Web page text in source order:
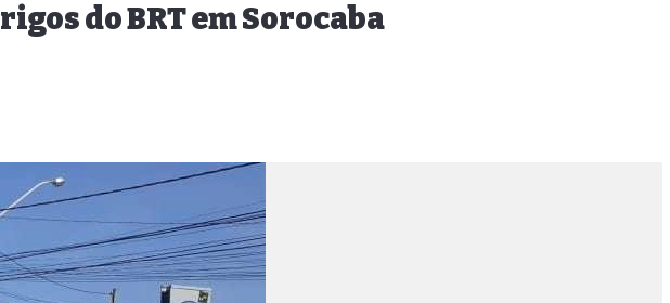
do BRT em Sorocaba